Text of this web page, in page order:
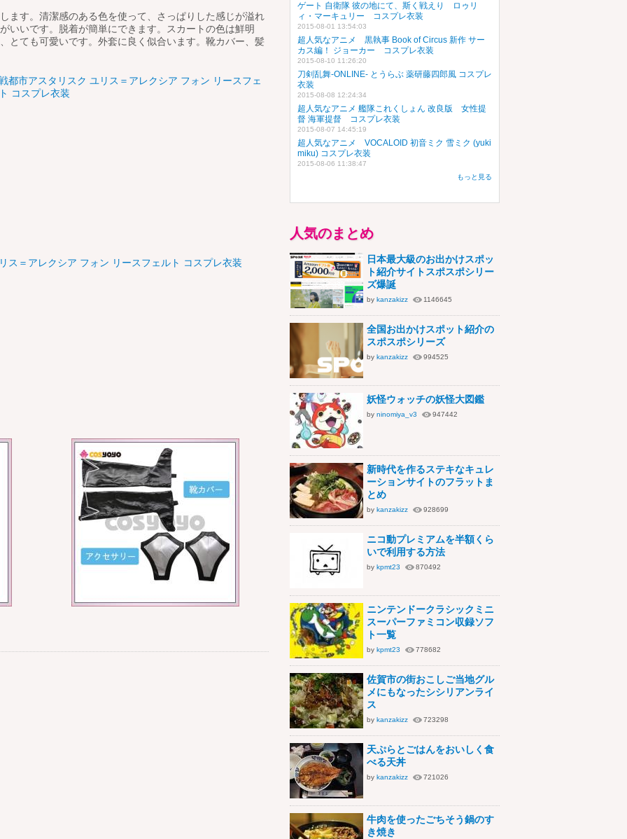
ます。清潔感のある色を使って、さっぱりした感じが溢れ
いいです。脱着が簡単にできます。スカートの色は鮮明
とても可愛いです。外套に良く似合います。靴カバー、髪
都市アスタリスク ユリス＝アレクシア フォン リースフェ
コスプレ衣装
ス＝アレクシア フォン リースフェルト コスプレ衣装
ゲート 自衛隊 彼の地にて、斯く戦えり ロゥリ
ィ・マーキュリー コスプレ衣装
2015-08-01 13:54:03
超人気なアニメ 黒執事 Book of Circus 新作 サー
カス編！ ジョーカー コスプレ衣装
2015-08-10 11:26:20
刀剣乱舞-ONLINE- とうらぶ 薬研藤四郎風 コスプレ
衣装
2015-08-08 12:24:34
超人気なアニメ 艦隊これくしょん 改良版 女性提
督 海軍提督 コスプレ衣装
2015-08-07 14:45:19
超人気なアニメ VOCALOID 初音ミク 雪ミク (yuki
miku) コスプレ衣装
2015-08-06 11:38:47
もっと見る
人気のまとめ
日本最大級のお出かけスポッ
ト紹介サイトスポスポシリー
ズ爆誕
by kanzakizz 1146645
全国お出かけスポット紹介の
スポスポシリーズ
by kanzakizz 994525
妖怪ウォッチの妖怪大図鑑
by ninomiya_v3 947442
新時代を作るステキなキュレ
ーションサイトのフラットま
とめ
by kanzakizz 928699
ニコ動プレミアムを半額くら
いで利用する方法
by kpmt23 870492
ニンテンドークラシックミニ
スーパーファミコン収録ソフ
ト一覧
by kpmt23 778682
佐賀市の街おこしご当地グル
メにもなったシシリアンライ
ス
by kanzakizz 723298
天ぷらとごはんをおいしく食
べる天丼
by kanzakizz 721026
牛肉を使ったごちそう鍋のす
き焼き